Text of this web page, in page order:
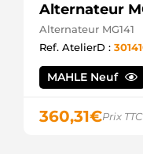
Alternateur
Alternateur MG141
Ref. AtelierD :
MAHLE Neuf
360,31€Prix TTC